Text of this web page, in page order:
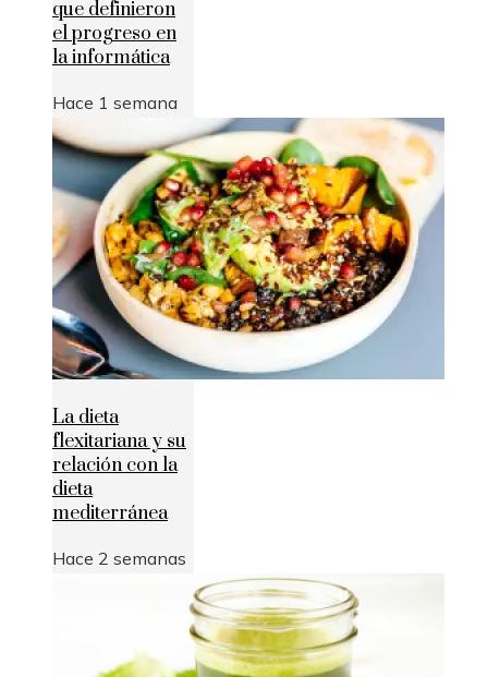
que definieron
el progreso en
la informática
Hace 1 semana
La dieta
flexitariana y su
relación con la
dieta
mediterránea
Hace 2 semanas